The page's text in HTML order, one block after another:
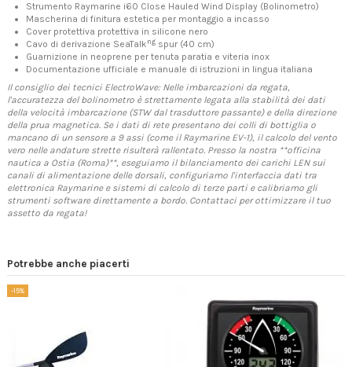
Strumento Raymarine i60 Close Hauled Wind Display (Bolinometro)
Mascherina di finitura estetica per montaggio a incasso
Cover protettiva protettiva in silicone nero
Cavo di derivazione SeaTalk ng spur (40 cm)
Guarnizione in neoprene per tenuta paratia e viteria inox
Documentazione ufficiale e manuale di istruzioni in lingua italiana
Il consiglio dei tecnici ElectroWave: Nelle imbarcazioni da regata,
l'accuratezza del bolinometro è strettamente legata alla stabilità dei dati
della velocità imbarcazione (STW dal trasduttore passante) e della direzione
della prua magnetica. Se i dati di rete presentano dei colli di bottiglia o
mancano di un sensore a 9 assi (come il Raymarine EV-1), il calcolo del vento
vero nelle andature strette risulterà rallentato. Presso la nostra **officina
nautica a Ostia (Roma)**, eseguiamo il bilanciamento dei carichi LEN sui
canali di alimentazione delle dorsali, configuriamo l'interfaccia dati tra
elettronica Raymarine e sistemi di calcolo di terze parti e calibriamo gli
strumenti software direttamente a bordo. Contattaci per ottimizzare il tuo
assetto da regata!
Potrebbe anche piacerti
-15%